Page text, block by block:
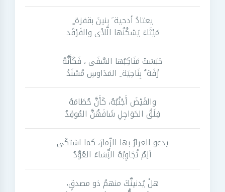
يعتادُ أدحية َ بنينَ بقفزة ٍ
مَيْثَاءَ يَسْكُنُها الَّلأى والفَرْقَد
حَبَسَتْ مَنَاكِبُها السَّفَى ، فَكَأَنَّهُ
رُفَة ٌ بِنَاحِيَة ِ المَدَاوسِ مُسْنَدُ
والقَيْضَ أَجْنُبُهُ، كَأَنَّ حُطَامَهُ
فِلَقُ الحَوَاجِلِ شَافَهُنَّ المُوقِدُ
يدعو العرارُ بها الزِّمارَ، كما اشتكَى
ألِمٌ تُجَاوِبُهُ النِّسَاءُ العُوَّدُ
هلْ يُدنينَّكَ منهمُ ذو مصدقٍ،